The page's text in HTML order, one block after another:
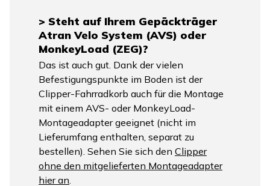
> Steht auf Ihrem Gepäckträger
Atran Velo System (AVS) oder
MonkeyLoad (ZEG)?
Das ist auch gut. Dank der vielen
Befestigungspunkte im Boden ist der
Clipper-Fahrradkorb auch für die Montage
mit einem AVS- oder MonkeyLoad-
Montageadapter geeignet (nicht im
Lieferumfang enthalten, separat zu
bestellen). Sehen Sie sich den Clipper
ohne den mitgelieferten Montageadapter
hier an.